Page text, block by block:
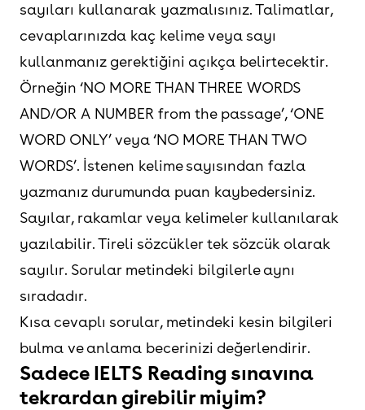
sayıları kullanarak yazmalısınız. Talimatlar,
cevaplarınızda kaç kelime veya sayı
kullanmanız gerektiğini açıkça belirtecektir.
Örneğin ‘NO MORE THAN THREE WORDS
AND/OR A NUMBER from the passage’, ‘ONE
WORD ONLY’ veya ‘NO MORE THAN TWO
WORDS’. İstenen kelime sayısından fazla
yazmanız durumunda puan kaybedersiniz.
Sayılar, rakamlar veya kelimeler kullanılarak
yazılabilir. Tireli sözcükler tek sözcük olarak
sayılır. Sorular metindeki bilgilerle aynı
sıradadır.
Kısa cevaplı sorular, metindeki kesin bilgileri
bulma ve anlama becerinizi değerlendirir.
Sadece IELTS Reading sınavına
tekrardan girebilir miyim?